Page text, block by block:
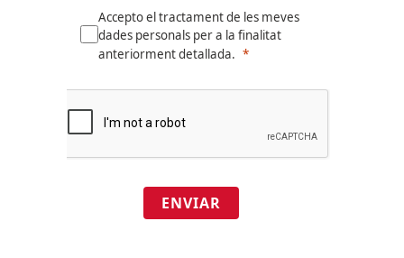
Accepto el tractament de les meves
dades personals per a la finalitat
anteriorment detallada.
ENVIAR